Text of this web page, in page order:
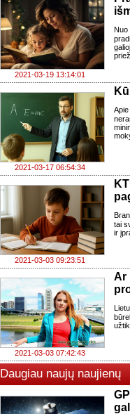
2021-03-19 13:14:01
2021-03-17 06:54:34
2021-03-03 09:23:51
tai
ir
2021-03-03 07:42:43
Ar
Daugiau naujų naujienų